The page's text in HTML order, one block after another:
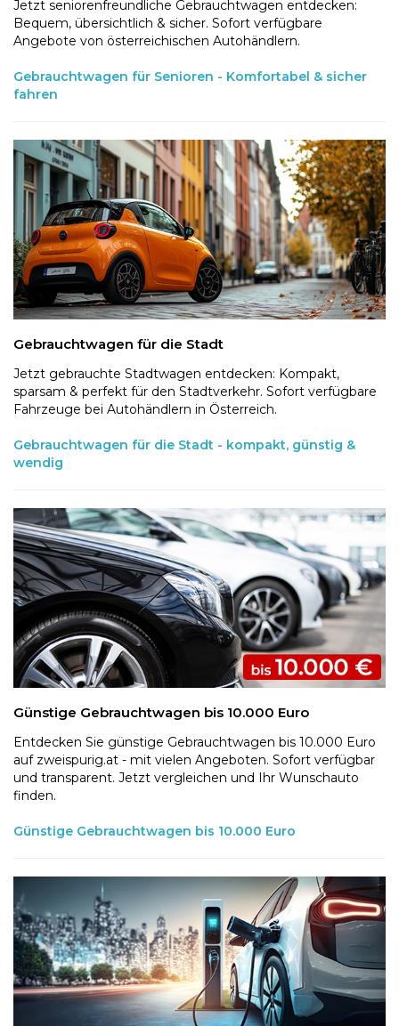
Jetzt seniorenfreundliche Gebrauchtwagen entdecken:
Bequem, übersichtlich & sicher. Sofort verfügbare
Angebote von österreichischen Autohändlern.
Gebrauchtwagen für Senioren - Komfortabel & sicher
fahren
Gebrauchtwagen für die Stadt
Jetzt gebrauchte Stadtwagen entdecken: Kompakt,
sparsam & perfekt für den Stadtverkehr. Sofort verfügbare
Fahrzeuge bei Autohändlern in Österreich.
Gebrauchtwagen für die Stadt - kompakt, günstig &
wendig
Günstige Gebrauchtwagen bis 10.000 Euro
Entdecken Sie günstige Gebrauchtwagen bis 10.000 Euro
auf zweispurig.at - mit vielen Angeboten. Sofort verfügbar
und transparent. Jetzt vergleichen und Ihr Wunschauto
finden.
Günstige Gebrauchtwagen bis 10.000 Euro